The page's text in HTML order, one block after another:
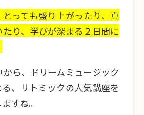
とっても盛り上がったり、真
り、学びが深まる２日間に
ら、ドリームミュージック
る、リトミックの人気講座を
すね。